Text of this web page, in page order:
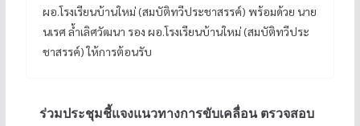
ผอ.โรงเรียนบ้านใหม่ (สมบัติทวีประชาสรรค์) พร้อมด้วย นาย
นเรศ ล้ำเลิศวัฒนา รอง ผอ.โรงเรียนบ้านใหม่ (สมบัติทวีประ
ชาสรรค์) ให้การต้อนรับ
ร่วมประชุมชี้แจงแนวทางการขับเคลื่อน ตรวจสอบ